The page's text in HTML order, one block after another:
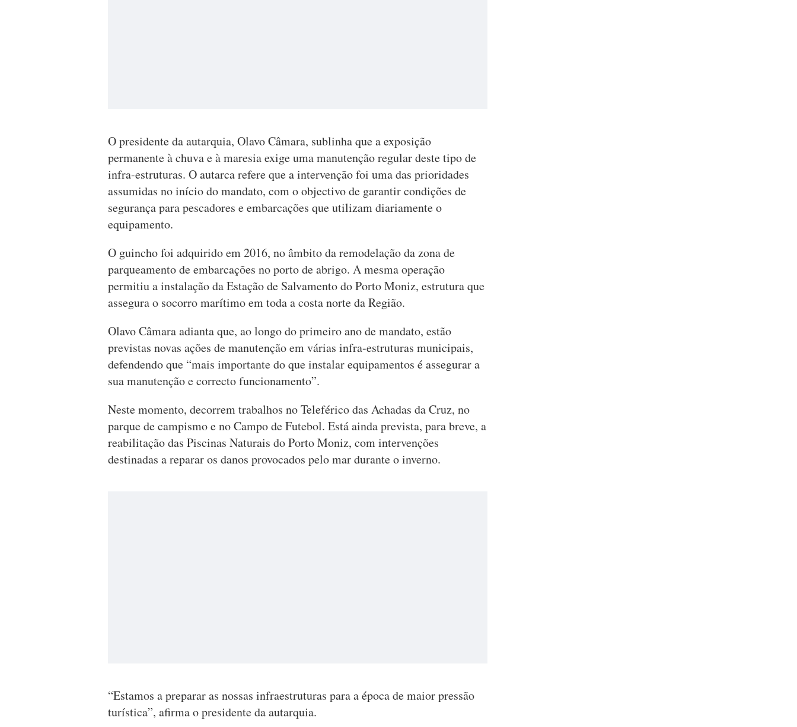
O presidente da autarquia, Olavo Câmara, sublinha que a exposição
permanente à chuva e à maresia exige uma manutenção regular deste tipo de
infra-estruturas. O autarca refere que a intervenção foi uma das prioridades
assumidas no início do mandato, com o objectivo de garantir condições de
segurança para pescadores e embarcações que utilizam diariamente o
equipamento.
O guincho foi adquirido em 2016, no âmbito da remodelação da zona de
parqueamento de embarcações no porto de abrigo. A mesma operação
permitiu a instalação da Estação de Salvamento do Porto Moniz, estrutura que
assegura o socorro marítimo em toda a costa norte da Região.
Olavo Câmara adianta que, ao longo do primeiro ano de mandato, estão
previstas novas ações de manutenção em várias infra-estruturas municipais,
defendendo que “mais importante do que instalar equipamentos é assegurar a
sua manutenção e correcto funcionamento”.
Neste momento, decorrem trabalhos no Teleférico das Achadas da Cruz, no
parque de campismo e no Campo de Futebol. Está ainda prevista, para breve, a
reabilitação das Piscinas Naturais do Porto Moniz, com intervenções
destinadas a reparar os danos provocados pelo mar durante o inverno.
“Estamos a preparar as nossas infraestruturas para a época de maior pressão
turística”, afirma o presidente da autarquia.